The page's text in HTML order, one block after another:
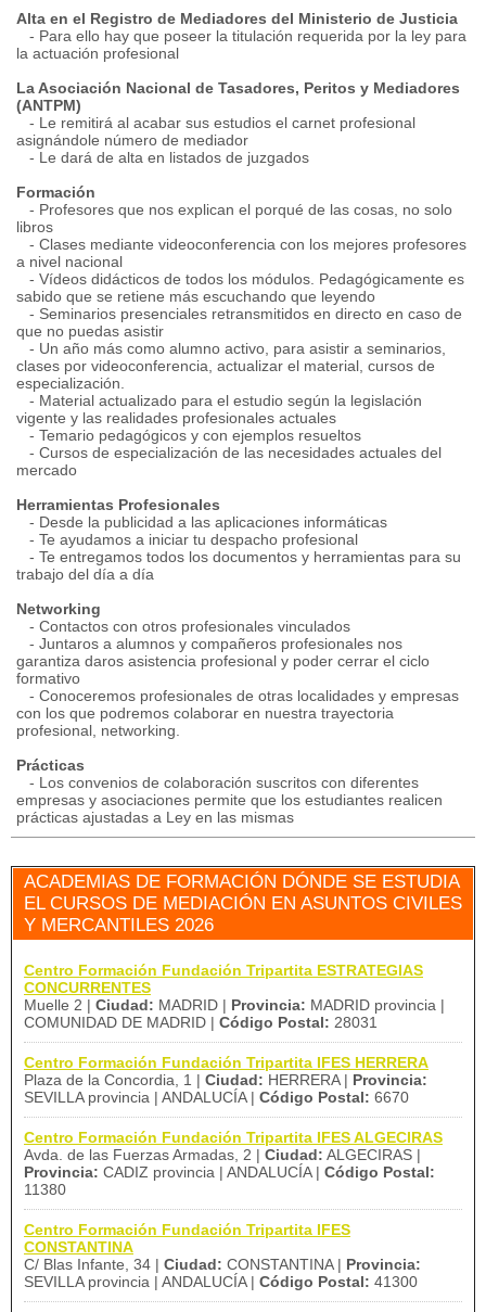
Alta en el Registro de Mediadores del Ministerio de Justicia
- Para ello hay que poseer la titulación requerida por la ley para
la actuación profesional
La Asociación Nacional de Tasadores, Peritos y Mediadores
(ANTPM)
- Le remitirá al acabar sus estudios el carnet profesional
asignándole número de mediador
- Le dará de alta en listados de juzgados
Formación
- Profesores que nos explican el porqué de las cosas, no solo
libros
- Clases mediante videoconferencia con los mejores profesores
a nivel nacional
- Vídeos didácticos de todos los módulos. Pedagógicamente es
sabido que se retiene más escuchando que leyendo
- Seminarios presenciales retransmitidos en directo en caso de
que no puedas asistir
- Un año más como alumno activo, para asistir a seminarios,
clases por videoconferencia, actualizar el material, cursos de
especialización.
- Material actualizado para el estudio según la legislación
vigente y las realidades profesionales actuales
- Temario pedagógicos y con ejemplos resueltos
- Cursos de especialización de las necesidades actuales del
mercado
Herramientas Profesionales
- Desde la publicidad a las aplicaciones informáticas
- Te ayudamos a iniciar tu despacho profesional
- Te entregamos todos los documentos y herramientas para su
trabajo del día a día
Networking
- Contactos con otros profesionales vinculados
- Juntaros a alumnos y compañeros profesionales nos
garantiza daros asistencia profesional y poder cerrar el ciclo
formativo
- Conoceremos profesionales de otras localidades y empresas
con los que podremos colaborar en nuestra trayectoria
profesional, networking.
Prácticas
- Los convenios de colaboración suscritos con diferentes
empresas y asociaciones permite que los estudiantes realicen
prácticas ajustadas a Ley en las mismas
ACADEMIAS DE FORMACIÓN DÓNDE SE ESTUDIA
EL CURSOS DE MEDIACIÓN EN ASUNTOS CIVILES
Y MERCANTILES 2026
Centro Formación Fundación Tripartita ESTRATEGIAS
CONCURRENTES
Muelle 2 | Ciudad: MADRID | Provincia: MADRID provincia |
COMUNIDAD DE MADRID | Código Postal: 28031
Centro Formación Fundación Tripartita IFES HERRERA
Plaza de la Concordia, 1 | Ciudad: HERRERA | Provincia:
SEVILLA provincia | ANDALUCÍA | Código Postal: 6670
Centro Formación Fundación Tripartita IFES ALGECIRAS
Avda. de las Fuerzas Armadas, 2 | Ciudad: ALGECIRAS |
Provincia: CADIZ provincia | ANDALUCÍA | Código Postal:
11380
Centro Formación Fundación Tripartita IFES
CONSTANTINA
C/ Blas Infante, 34 | Ciudad: CONSTANTINA | Provincia:
SEVILLA provincia | ANDALUCÍA | Código Postal: 41300